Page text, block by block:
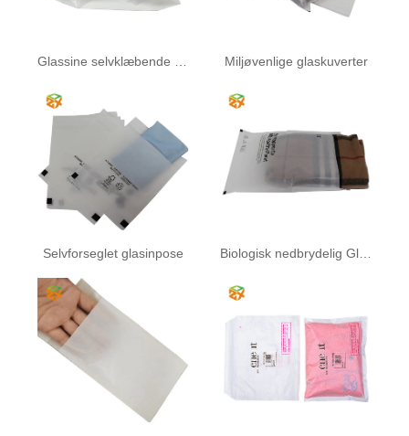
Glassine selvklæbende pose Miljøvenlige glaskuverter
Selvforseglet glasinpose